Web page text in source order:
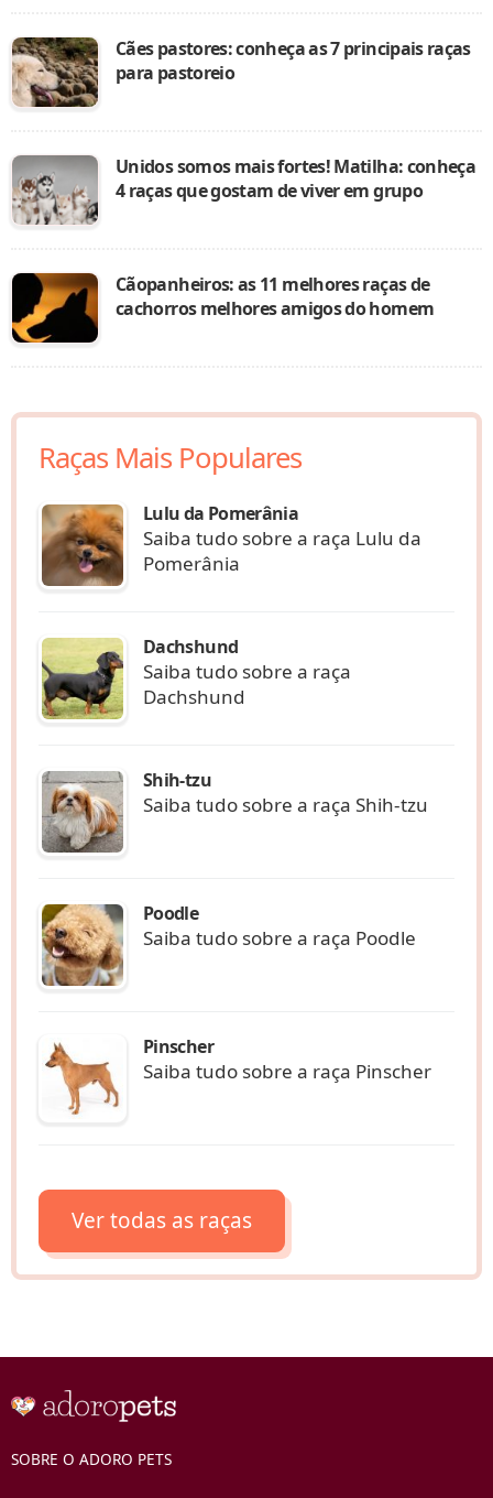
Cães pastores: conheça as 7 principais raças
para pastoreio
Unidos somos mais fortes! Matilha: conheça
4 raças que gostam de viver em grupo
Cãopanheiros: as 11 melhores raças de
cachorros melhores amigos do homem
Raças Mais Populares
Lulu da Pomerânia
Saiba tudo sobre a raça Lulu da
Pomerânia
Dachshund
Saiba tudo sobre a raça
Dachshund
Shih-tzu
Saiba tudo sobre a raça Shih-tzu
Poodle
Saiba tudo sobre a raça Poodle
Pinscher
Saiba tudo sobre a raça Pinscher
Ver todas as raças
SOBRE O ADORO PETS